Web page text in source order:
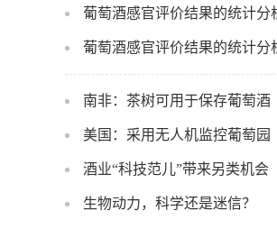
葡萄酒感官评价结果的统计分
葡萄酒感官评价结果的统计分
南非：茶树可用于保存葡萄酒
美国：采用无人机监控葡萄园
酒业“科技范儿”带来另类机会
生物动力，科学还是迷信？